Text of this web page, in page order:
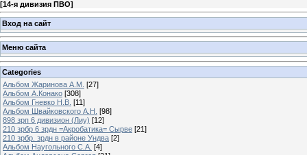
[14-я дивизия ПВО]
Вход на сайт
Меню сайта
Categories
Альбом Жаринова А.М. [27]
Альбом А.Конако [308]
Альбом Гневко Н.В. [11]
Альбом Швайковского А.Н. [98]
898 зрп 6 дивизион (Лиу) [12]
210 зрбр 6 зрдн =Акробатика= Сырве [21]
210 зрбр. зрдн в районе Ундва [2]
Альбом Наугольного С.А. [4]